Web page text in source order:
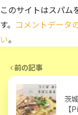
このサイトはスパム
す。 コメントデータ
い。
前の記事
茨
【